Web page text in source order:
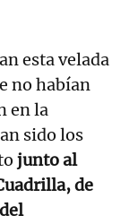
esta velada
no habían
en la
sido los
junto al
de